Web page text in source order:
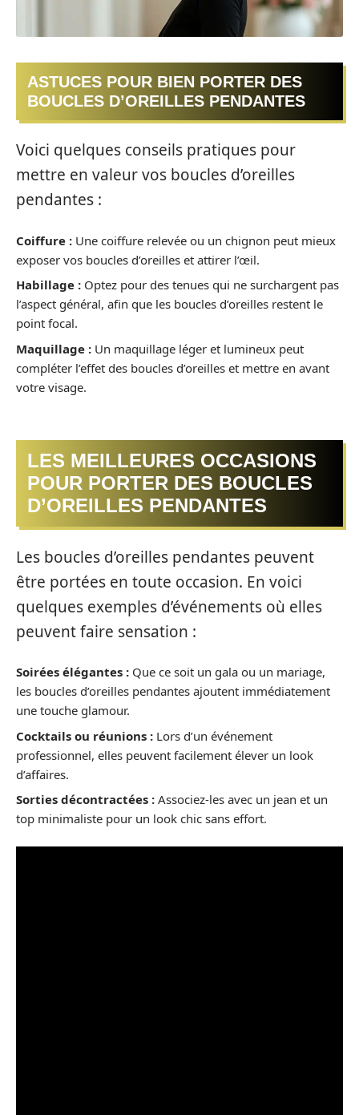
ASTUCES POUR BIEN PORTER DES
BOUCLES D’OREILLES PENDANTES
Voici quelques conseils pratiques pour
mettre en valeur vos boucles d’oreilles
pendantes :
Coiffure : Une coiffure relevée ou un chignon peut mieux
exposer vos boucles d’oreilles et attirer l’œil.
Habillage : Optez pour des tenues qui ne surchargent pas
l’aspect général, afin que les boucles d’oreilles restent le
point focal.
Maquillage : Un maquillage léger et lumineux peut
compléter l’effet des boucles d’oreilles et mettre en avant
votre visage.
LES MEILLEURES OCCASIONS
POUR PORTER DES BOUCLES
D’OREILLES PENDANTES
Les boucles d’oreilles pendantes peuvent
être portées en toute occasion. En voici
quelques exemples d’événements où elles
peuvent faire sensation :
Soirées élégantes : Que ce soit un gala ou un mariage,
les boucles d’oreilles pendantes ajoutent immédiatement
une touche glamour.
Cocktails ou réunions : Lors d’un événement
professionnel, elles peuvent facilement élever un look
d’affaires.
Sorties décontractées : Associez-les avec un jean et un
top minimaliste pour un look chic sans effort.